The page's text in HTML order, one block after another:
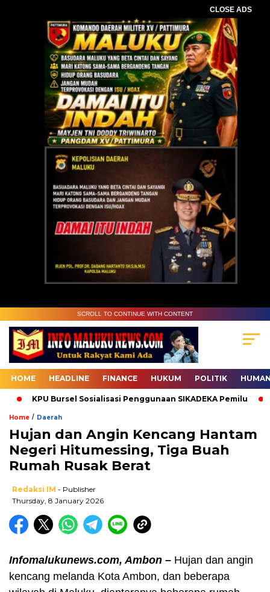
CLOSE ADS
SCROLL TO CONTINUE WITH CONTENT
HOME HEADLINE FINANCE HUKUM POLITIK
KPU Bursel Sosialisasi Penggunaan SIKADEKA Pemilu
Home / Daerah
Hujan dan Angin Kencang Hantam
Negeri Hitumessing, Tiga Buah
Rumah Rusak Berat
Redaksi IM - Publisher
Thursday, 8 January 2026
Infomalukunews.com, Ambon – Hujan dan angin
kencang melanda Kota Ambon, dan beberapa